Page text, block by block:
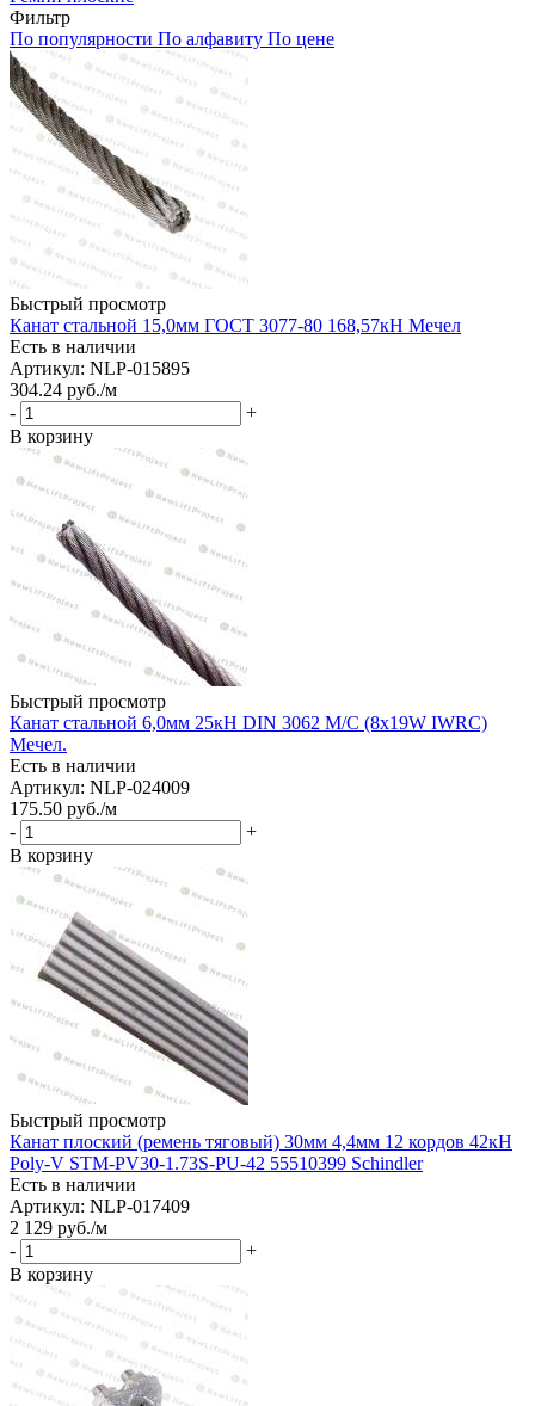
Фильтр
По популярности По алфавиту По цене
Быстрый просмотр
Канат стальной 15,0мм ГОСТ 3077-80 168,57кН Мечел
Есть в наличии
Артикул: NLP-015895
304.24 руб./м
-
+
В корзину
Быстрый просмотр
Канат стальной 6,0мм 25кН DIN 3062 М/С (8х19W IWRC)
Мечел.
Есть в наличии
Артикул: NLP-024009
175.50 руб./м
-
+
В корзину
Быстрый просмотр
Канат плоский (ремень тяговый) 30мм 4,4мм 12 кордов 42кН
Poly-V STM-PV30-1.73S-PU-42 55510399 Schindler
Есть в наличии
Артикул: NLP-017409
2 129 руб./м
-
+
В корзину